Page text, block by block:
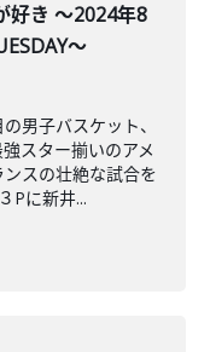
好き ～2024年8
～
男子バスケット、
スター揃いのアメ
スの壮絶な試合を
Pに新井...